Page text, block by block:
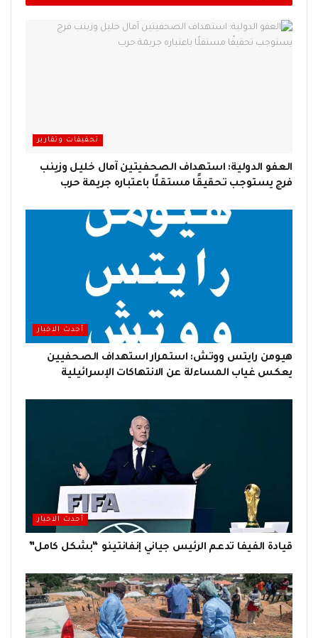
تحقيقات وتقارير
العفو الدولية: استهداف الصحفيتين آمال خليل وزينب
فرج يستوجب تحقيقًا مستقلًا باعتباره جريمة حرب
أحدث الاخبار
هيومن رايتس ووتش: استمرار استهداف الصحفيين
يعكس غياب المساءلة عن الانتهاكات الإسرائيلية
أحدث الاخبار
قيادة الفيفا تدعم الرئيس جياني إنفانتينو “بشكل كامل”